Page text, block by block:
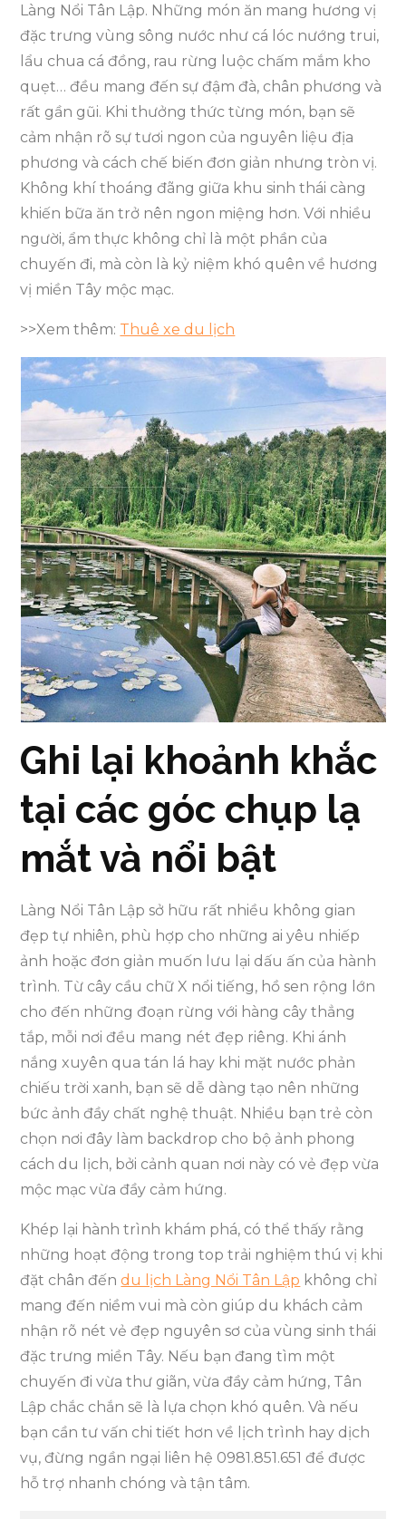
Làng Nổi Tân Lập. Những món ăn mang hương vị
đặc trưng vùng sông nước như cá lóc nướng trui,
lẩu chua cá đồng, rau rừng luộc chấm mắm kho
quẹt… đều mang đến sự đậm đà, chân phương và
rất gần gũi. Khi thưởng thức từng món, bạn sẽ
cảm nhận rõ sự tươi ngon của nguyên liệu địa
phương và cách chế biến đơn giản nhưng tròn vị.
Không khí thoáng đãng giữa khu sinh thái càng
khiến bữa ăn trở nên ngon miệng hơn. Với nhiều
người, ẩm thực không chỉ là một phần của
chuyến đi, mà còn là kỷ niệm khó quên về hương
vị miền Tây mộc mạc.
>>Xem thêm: Thuê xe du lịch
Ghi lại khoảnh khắc
tại các góc chụp lạ
mắt và nổi bật
Làng Nổi Tân Lập sở hữu rất nhiều không gian
đẹp tự nhiên, phù hợp cho những ai yêu nhiếp
ảnh hoặc đơn giản muốn lưu lại dấu ấn của hành
trình. Từ cây cầu chữ X nổi tiếng, hồ sen rộng lớn
cho đến những đoạn rừng với hàng cây thẳng
tắp, mỗi nơi đều mang nét đẹp riêng. Khi ánh
nắng xuyên qua tán lá hay khi mặt nước phản
chiếu trời xanh, bạn sẽ dễ dàng tạo nên những
bức ảnh đầy chất nghệ thuật. Nhiều bạn trẻ còn
chọn nơi đây làm backdrop cho bộ ảnh phong
cách du lịch, bởi cảnh quan nơi này có vẻ đẹp vừa
mộc mạc vừa đầy cảm hứng.
Khép lại hành trình khám phá, có thể thấy rằng
những hoạt động trong top trải nghiệm thú vị khi
đặt chân đếndu lịch Làng Nổi Tân Lập không chỉ
mang đến niềm vui mà còn giúp du khách cảm
nhận rõ nét vẻ đẹp nguyên sơ của vùng sinh thái
đặc trưng miền Tây. Nếu bạn đang tìm một
chuyến đi vừa thư giãn, vừa đầy cảm hứng, Tân
Lập chắc chắn sẽ là lựa chọn khó quên. Và nếu
bạn cần tư vấn chi tiết hơn về lịch trình hay dịch
vụ, đừng ngần ngại liên hệ 0981.851.651 để được
hỗ trợ nhanh chóng và tận tâm.